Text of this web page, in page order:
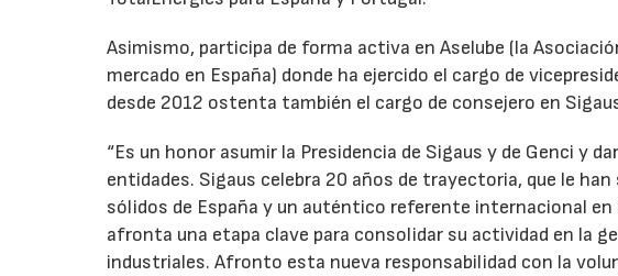
Asimismo, participa de forma activa en Aselube (la
mercado en España) donde ha ejercido el cargo de
desde 2012 ostenta también el cargo de consejero en
“Es un honor asumir la Presidencia de Sigaus y de Genci y
entidades. Sigaus celebra 20 años de trayectoria, que le
sólidos de España y un auténtico referente internacional
afronta una etapa clave para consolidar su actividad en la
industriales. Afronto esta nueva responsabilidad con la